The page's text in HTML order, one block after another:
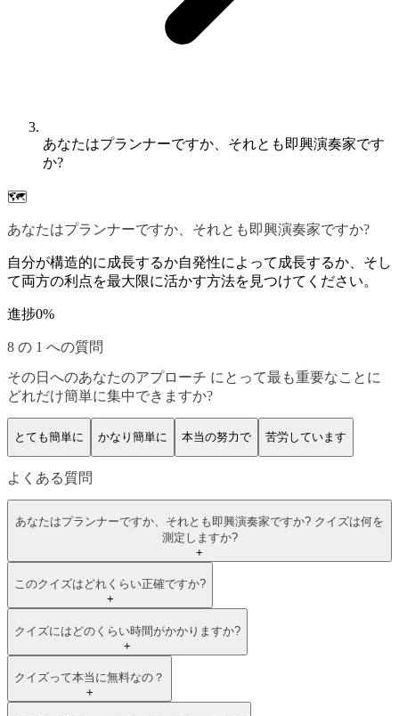
あなたはプランナーですか、それとも即興演奏家です
か?
🗺️
あなたはプランナーですか、それとも即興演奏家ですか?
自分が構造的に成長するか自発性によって成長するか、そし
て両方の利点を最大限に活かす方法を見つけてください。
進捗0%
8 の 1 への質問
その日へのあなたのアプローチ にとって最も重要なことに
どれだけ簡単に集中できますか?
とても簡単に かなり簡単に 本当の努力で 苦労しています
よくある質問
あなたはプランナーですか、それとも即興演奏家ですか? クイズは何を
測定しますか?
+
このクイズはどれくらい正確ですか?
+
クイズにはどのくらい時間がかかりますか?
+
クイズって本当に無料なの？
+